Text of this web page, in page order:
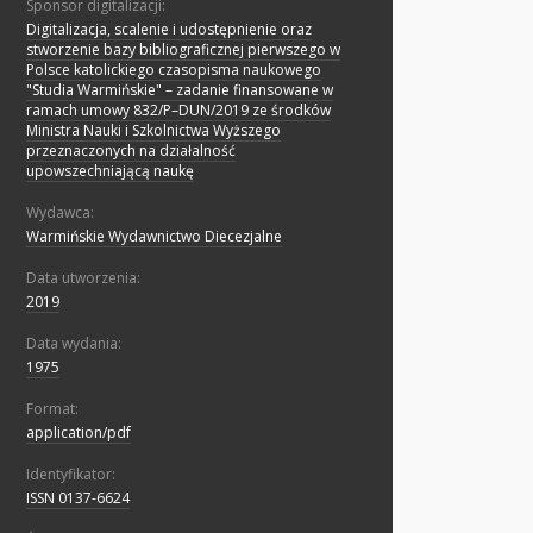
Sponsor digitalizacji:
Digitalizacja, scalenie i udostępnienie oraz
stworzenie bazy bibliograficznej pierwszego w
Polsce katolickiego czasopisma naukowego
"Studia Warmińskie" – zadanie finansowane w
ramach umowy 832/P–DUN/2019 ze środków
Ministra Nauki i Szkolnictwa Wyższego
przeznaczonych na działalność
upowszechniającą naukę
Wydawca:
Warmińskie Wydawnictwo Diecezjalne
Data utworzenia:
2019
Data wydania:
1975
Format:
application/pdf
Identyfikator:
ISSN 0137-6624